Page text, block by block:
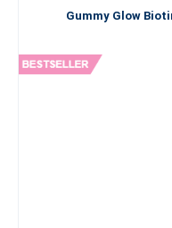
Gummy Glow